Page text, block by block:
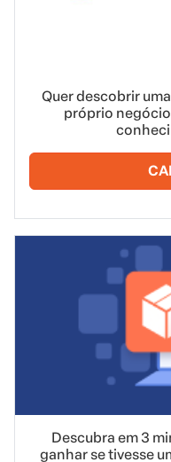
Quer descobrir
próprio
Descubra em 3
ganhar se tivesse